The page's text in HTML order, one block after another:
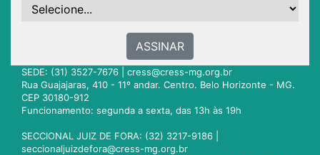
ASSINAR
SEDE: (31) 3527-7676 | cress@cress-mg.org.br
Rua Guajajaras, 410 - 11º andar. Centro. Belo Horizonte - MG.
CEP 30180-912
Funcionamento: segunda a sexta, das 13h às 19h
SECCIONAL JUIZ DE FORA: (32) 3217-9186 |
seccionaljuizdefora@cress-mg.org.br